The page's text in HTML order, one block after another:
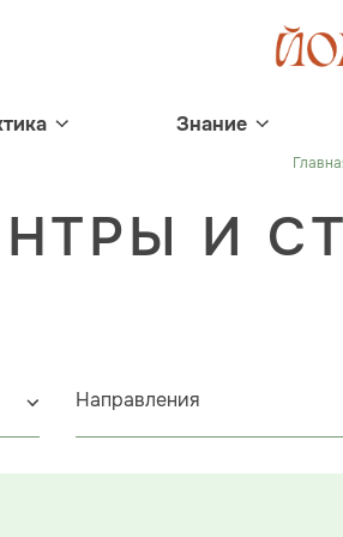
Знание
И
Направления